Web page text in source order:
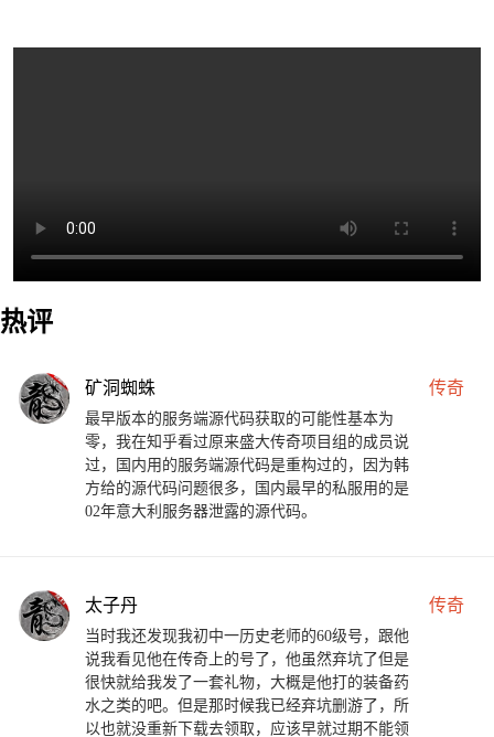
热评
矿洞蜘蛛 传奇
最早版本的服务端源代码获取的可能性基本为
零，我在知乎看过原来盛大传奇项目组的成员说
过，国内用的服务端源代码是重构过的，因为韩
方给的源代码问题很多，国内最早的私服用的是
02年意大利服务器泄露的源代码。
太子丹 传奇
当时我还发现我初中一历史老师的60级号，跟他
说我看见他在传奇上的号了，他虽然弃坑了但是
很快就给我发了一套礼物，大概是他打的装备药
水之类的吧。但是那时候我已经弃坑删游了，所
以也就没重新下载去领取，应该早就过期不能领